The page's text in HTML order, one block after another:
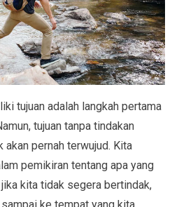
tujuan adalah langkah pertama
tujuan tanpa tindakan
akan pernah terwujud. Kita
pemikiran tentang apa yang
kita tidak segera bertindak,